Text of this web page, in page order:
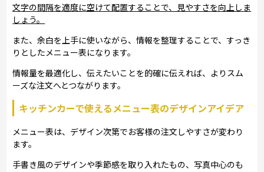
文字の間隔を適度に空けて配置することで、見やすさを向上しま
しょう。
また、余白を上手に使いながら、情報を整理することで、すっき
りとしたメニュー表になります。
情報量を最適化し、伝えたいことを的確に伝えれば、よりスム
ーズな注文へとつながります。
キッチンカーで使えるメニュー表のデザインアイデア
メニュー表は、デザイン次第でお客様の注文しやすさが変わり
ます。
手書き風のデザインや季節感を取り入れたもの、写真中心のも